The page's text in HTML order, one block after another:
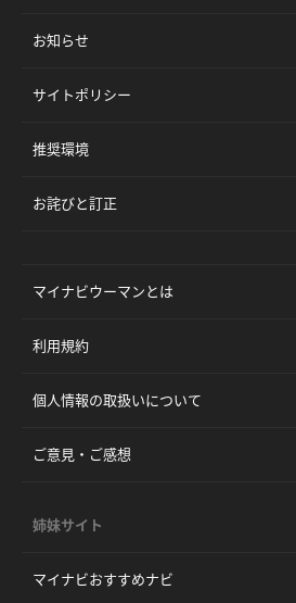
お知らせ
サイトポリシー
推奨環境
お詫びと訂正
マイナビウーマンとは
利用規約
個人情報の取扱いについて
ご意見・ご感想
姉妹サイト
マイナビおすすめナビ